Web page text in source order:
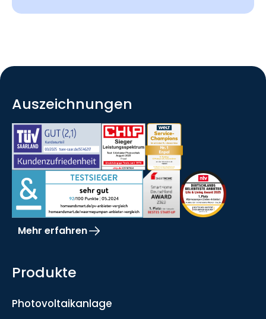
Auszeichnungen
Mehr erfahren
Produkte
Photovoltaikanlage